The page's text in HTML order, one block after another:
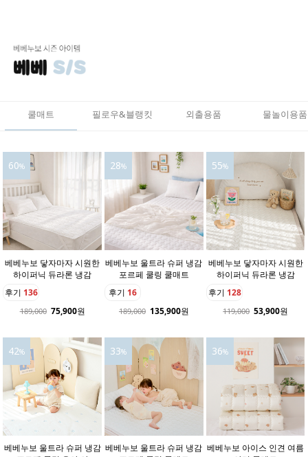
쿨매트 필로우&블랭킷 외출용품 물놀이용품
60%
베베누보 닿자마자 시원한
하이퍼닉 듀라론 냉감
후기 136
189,000 75,900원
28%
베베누보 울트라 슈퍼 냉감
포르페 쿨링 쿨매트
후기 16
189,000 135,900원
55%
베베누보 닿자마자 시원한
하이퍼닉 듀라론 냉감
후기 128
119,000 53,900원
42%
베베누보 울트라 슈퍼 냉감
33%
베베누보 울트라 슈퍼 냉감
36%
베베누보 아이스 인견 여름